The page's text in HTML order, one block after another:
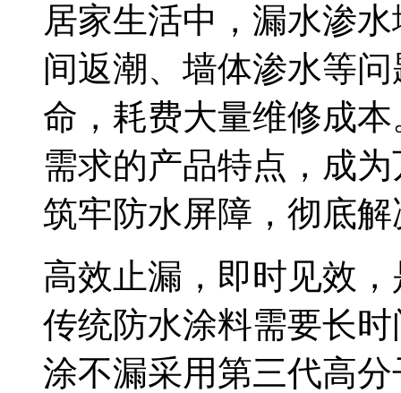
居家生活中，漏水渗
间返潮、墙体渗水等
命，耗费大量维修成
需求的产品特点，成
筑牢防水屏障，彻底
高效止漏，即时见效
传统防水涂料需要长
涂不漏采用第三代高